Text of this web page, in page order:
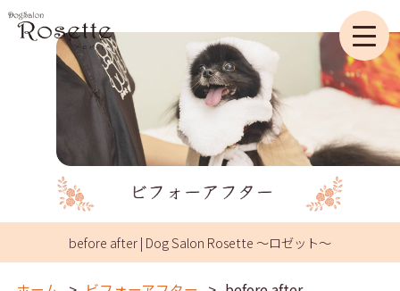
before after | Dog Salon Rosette ～ロゼット～